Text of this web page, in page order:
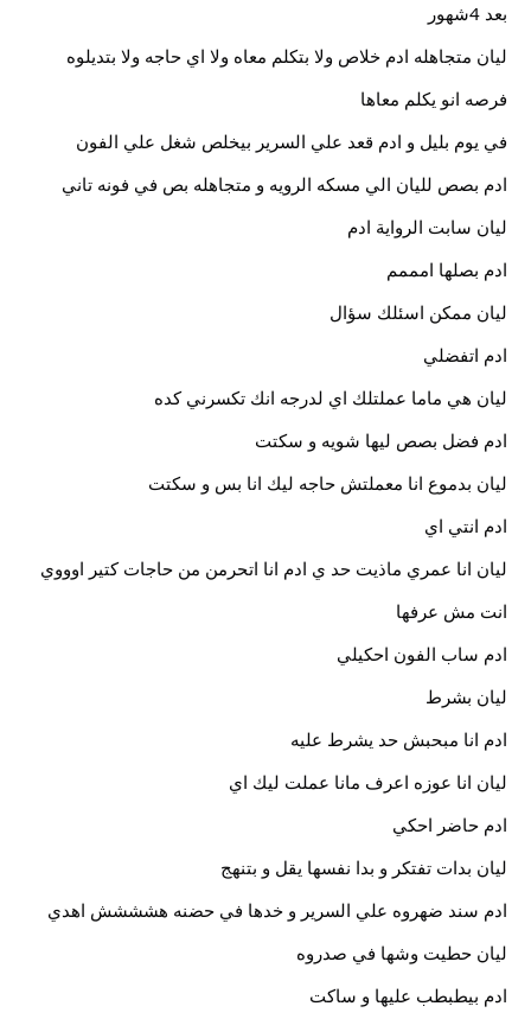
بعد 4شهور
ليان متجاهله ادم خلاص ولا بتكلم معاه ولا اي حاجه ولا بتديلوه
فرصه انو يكلم معاها
في يوم بليل و ادم قعد علي السرير بيخلص شغل علي الفون
ادم بصص لليان الي مسكه الرويه و متجاهله بص في فونه تاني
ليان سابت الرواية ادم
ادم بصلها امممم
ليان ممكن اسئلك سؤال
ادم اتفضلي
ليان هي ماما عملتلك اي لدرجه انك تكسرني كده
ادم فضل بصص ليها شويه و سكتت
ليان بدموع انا معملتش حاجه ليك انا بس و سكتت
ادم انتي اي
ليان انا عمري ماذيت حد ي ادم انا اتحرمن من حاجات كتير اوووي
انت مش عرفها
ادم ساب الفون احكيلي
ليان بشرط
ادم انا مبحبش حد يشرط عليه
ليان انا عوزه اعرف مانا عملت ليك اي
ادم حاضر احكي
ليان بدات تفتكر و بدا نفسها يقل و بتنهج
ادم سند ضهروه علي السرير و خدها في حضنه هشششش اهدي
ليان حطيت وشها في صدروه
ادم بيطبطب عليها و ساكت